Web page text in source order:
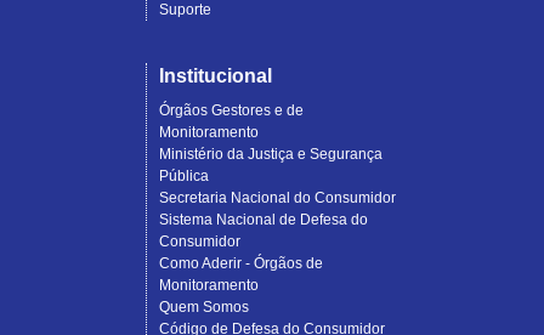
Suporte
Institucional
Órgãos Gestores e de
Monitoramento
Ministério da Justiça e Segurança
Pública
Secretaria Nacional do Consumidor
Sistema Nacional de Defesa do
Consumidor
Como Aderir - Órgãos de
Monitoramento
Quem Somos
Código de Defesa do Consumidor